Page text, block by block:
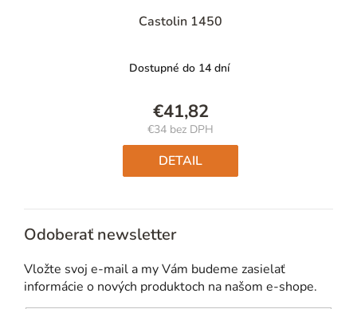
Castolin 1450
Dostupné do 14 dní
€41,82
€34 bez DPH
Jednotková
cena:
DETAIL
Odoberať newsletter
Vložte svoj e-mail a my Vám budeme zasielať
informácie o nových produktoch na našom e-shope.